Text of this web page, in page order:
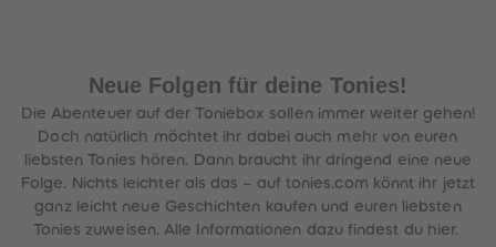
Neue Folgen für deine Tonies!
Die Abenteuer auf der Toniebox sollen immer weiter gehen!
Doch natürlich möchtet ihr dabei auch mehr von euren
liebsten Tonies hören. Dann braucht ihr dringend eine neue
Folge. Nichts leichter als das – auf tonies.com könnt ihr jetzt
ganz leicht neue Geschichten kaufen und euren liebsten
Tonies zuweisen. Alle Informationen dazu findest du hier.